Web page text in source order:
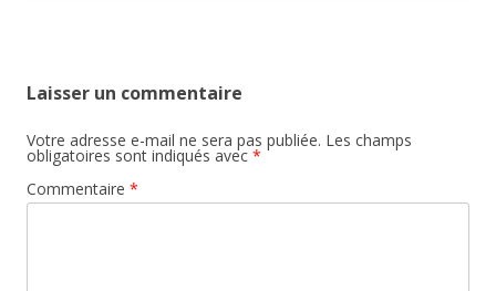
Laisser un commentaire
Votre adresse e-mail ne sera pas publiée. Les champs
obligatoires sont indiqués avec *
Commentaire *